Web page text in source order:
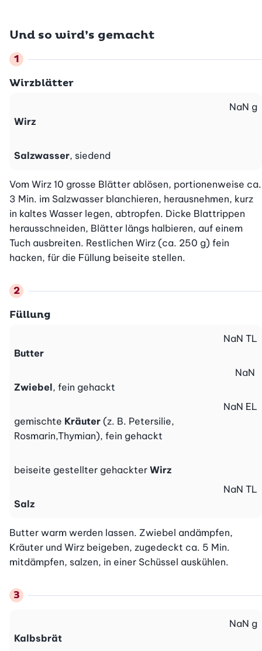
Und so wird’s gemacht
Wirzblätter
Wirz
NaN g
Salzwasser, siedend
Vom Wirz 10 grosse Blätter ablösen, portionenweise ca.
3 Min. im Salzwasser blanchieren, herausnehmen, kurz
in kaltes Wasser legen, abtropfen. Dicke Blattrippen
herausschneiden, Blätter längs halbieren, auf einem
Tuch ausbreiten. Restlichen Wirz (ca. 250 g) fein
hacken, für die Füllung beiseite stellen.
Füllung
Butter
NaN TL
Zwiebel, fein gehackt
NaN
gemischte Kräuter (z. B. Petersilie,
Rosmarin,Thymian), fein gehackt
NaN EL
beiseite gestellter gehackter Wirz
Salz
NaN TL
Butter warm werden lassen. Zwiebel andämpfen,
Kräuter und Wirz beigeben, zugedeckt ca. 5 Min.
mitdämpfen, salzen, in einer Schüssel auskühlen.
Kalbsbrät
NaN g